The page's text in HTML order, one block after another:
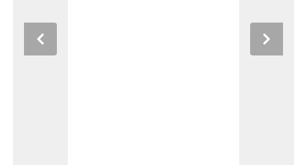
Previous Next